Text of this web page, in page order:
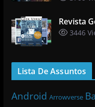
Revista
3446
Lista De Assuntos
Android Arrowverse